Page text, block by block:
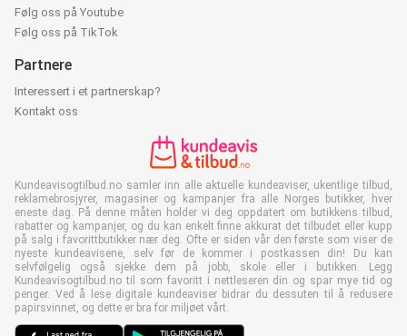
Følg oss på Youtube
Følg oss på TikTok
Partnere
Interessert i et partnerskap?
Kontakt oss
Kundeavisogtilbud.no samler inn alle aktuelle kundeaviser, ukentlige tilbud,
reklamebrosjyrer, magasiner og kampanjer fra alle Norges butikker, hver
eneste dag. På denne måten holder vi deg oppdatert om butikkens tilbud,
rabatter og kampanjer, og du kan enkelt finne akkurat det tilbudet eller kupp
på salg i favorittbutikker nær deg. Ofte er siden vår den første som viser de
nyeste kundeavisene, selv før de kommer i postkassen din! Du kan
selvfølgelig også sjekke dem på jobb, skole eller i butikken. Legg
Kundeavisogtilbud.no til som favoritt i nettleseren din og spar mye tid og
penger. Ved å lese digitale kundeaviser bidrar du dessuten til å redusere
papirsvinnet, og dette er bra for miljøet vårt.